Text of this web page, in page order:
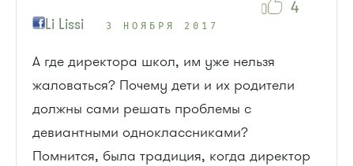
Li Lissi 3 НОЯБРЯ 2017
А где директора школ, им уже нельзя
жаловаться? Почему дети и их родители
должны сами решать проблемы с
девиантными одноклассниками?
Помнится, была традиция, когда директор
4